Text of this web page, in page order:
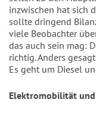
inzwischen hat sich
sollte dringend
viele Beobachter
das auch sein mag:
richtig. Anders
Es geht um Diesel
Elektromobilität